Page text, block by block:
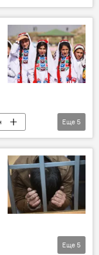
2026
Еще 5
Еще 5